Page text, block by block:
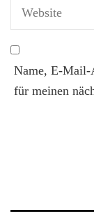
Name, E-Mail-
für meinen